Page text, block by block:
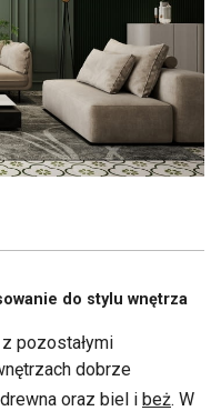
do stylu wnętrza
pozostałymi
dobrze
oraz biel i beż. W